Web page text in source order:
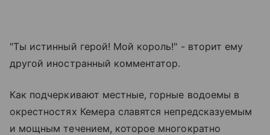
"Ты истинный герой! Мой король!" - вторит ему
другой иностранный комментатор.
Как подчеркивают местные, горные водоемы в
окрестностях Кемера славятся непредсказуемым
и мощным течением, которое многократно